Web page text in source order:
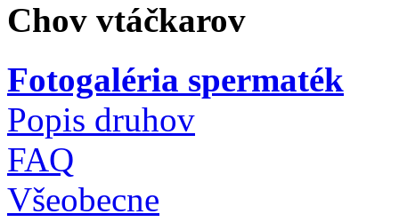
Chov vtáčkarov
Fotogaléria spermaték
Popis druhov
FAQ
Všeobecne